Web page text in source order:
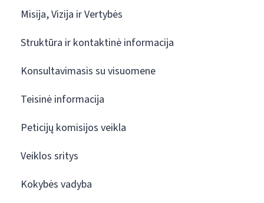
Misija, Vizija ir Vertybės
Struktūra ir kontaktinė informacija
Konsultavimasis su visuomene
Teisinė informacija
Peticijų komisijos veikla
Veiklos sritys
Kokybės vadyba